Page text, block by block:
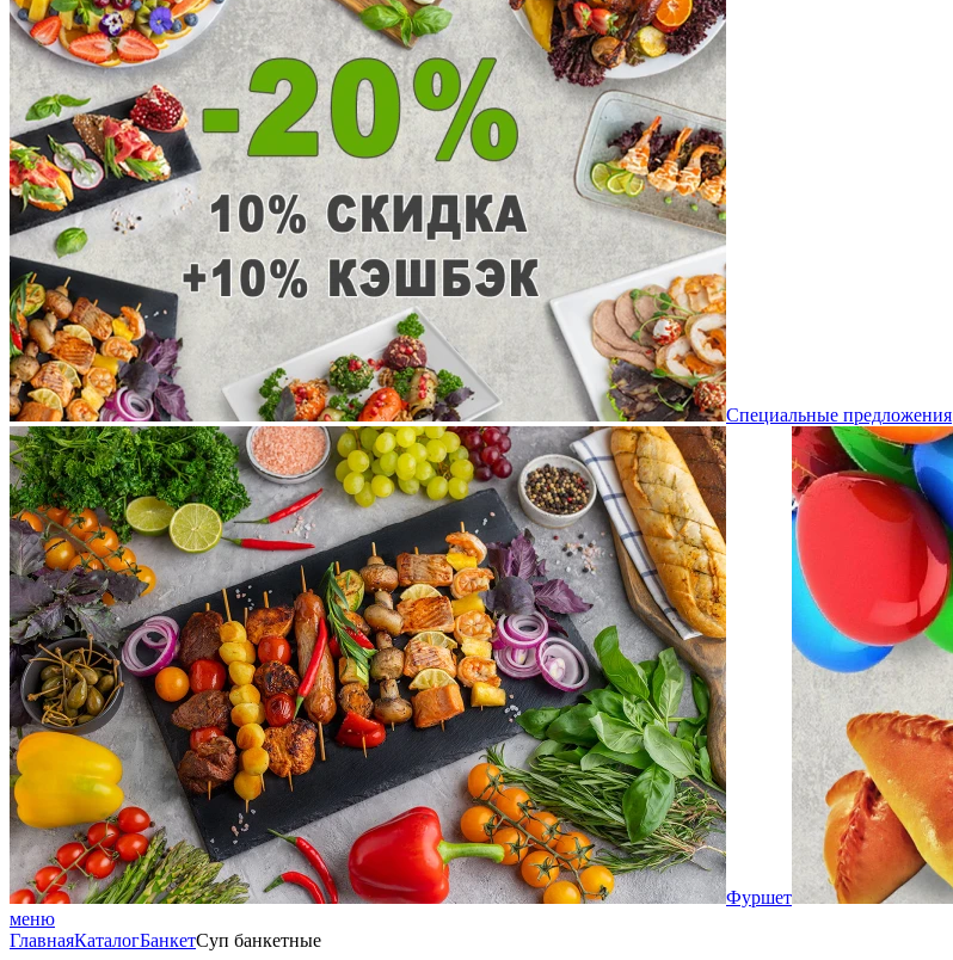
Специальные предложения
Фуршет
меню
ГлавнаяКаталогБанкетСуп банкетные